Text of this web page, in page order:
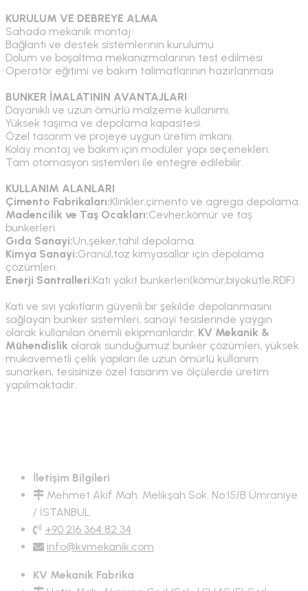
KURULUM VE DEBREYE ALMA
Sahada mekanik montaj
Bağlantı ve destek sistemlerinin kurulumu
Dolum ve boşaltma mekanizmalarının test edilmesi
Operatör eğitimi ve bakım talimatlarının hazırlanması
BUNKER İMALATININ AVANTAJLARI
Dayanıklı ve uzun ömürlü malzeme kullanımı.
Yüksek taşıma ve depolama kapasitesi.
Özel tasarım ve projeye uygun üretim imkanı.
Kolay montaj ve bakım için modüler yapı seçenekleri.
Tam otomasyon sistemleri ile entegre edilebilir.
KULLANIM ALANLARI
Çimento Fabrikaları:Klinkler,çimento ve agrega depolama.
Madencilik ve Taş Ocakları:Cevher,kömür ve taş
bunkerleri.
Gıda Sanayi:Un,şeker,tahıl depolama.
Kimya Sanayi:Granül,toz kimyasallar için depolama
çözümleri.
Enerji Santralleri:Katı yakıt bunkerleri(kömür,biyokütle,RDF)
Katı ve sıvı yakıtların güvenli bir şekilde depolanmasını
sağlayan bunker sistemleri, sanayi tesislerinde yaygın
olarak kullanılan önemli ekipmanlardır. KV Mekanik &
Mühendislik olarak sunduğumuz bunker çözümleri, yüksek
mukavemetli çelik yapıları ile uzun ömürlü kullanım
sunarken, tesisinize özel tasarım ve ölçülerde üretim
yapılmaktadır.
İletişim Bilgileri
Mehmet Akif Mah. Melikşah Sok. No:15/B Ümraniye
/ İSTANBUL
+90 216 364 82 34
info@kvmekanik.com
KV Mekanik Fabrika